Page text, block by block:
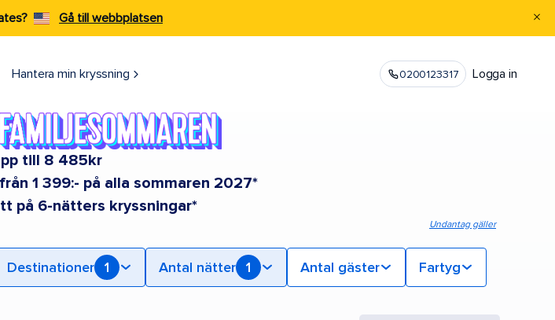
Gå till webbplatsen
Hantera min kryssning 0200123317 Logga in
till 8 485kr
1 399:- på alla sommaren 2027*
på 6-nätters kryssningar*
Undantag gäller
Destinationer 1 Antal nätter 1 Antal gäster Fartyg